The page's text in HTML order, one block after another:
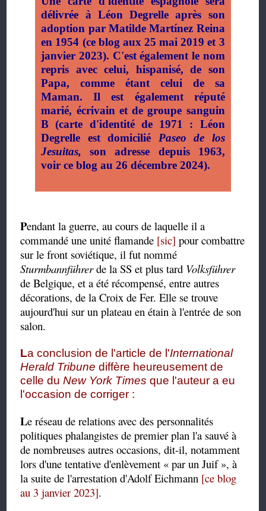
délivrée à Léon Degrelle après son
adoption par Matilde Martínez Reina
en 1954 (ce blog aux 25 mai 2019 et 3
janvier 2023). C'est également le nom
repris avec celui, hispanisé, de son
Papa, comme étant celui de sa
Maman. Il est également réputé
marié, écrivain et de groupe sanguin
B (carte d'identité de 1971 : Léon
Degrelle est domicilié Paseo de los
Jesuitas, son adresse depuis 1963,
voir ce blog au 26 décembre 2024).
Pendant la guerre, au cours de laquelle il a
commandé une unité flamande [sic] pour combattre
sur le front soviétique, il fut nommé
Sturmbannführerde la SS et plus tard Volksführer
de Belgique, et a été récompensé, entre autres
décorations, de la Croix de Fer. Elle se trouve
aujourd'hui sur un plateau en étain à l'entrée de son
salon.
La conclusion de l'article de l'International
Herald Tribune diffère heureusement de
celle duNew York Times que l'auteur a eu
l'occasion de corriger :
Le réseau de relations avec des personnalités
politiques phalangistes de premier plan l'a sauvé à
de nombreuses autres occasions, dit-il, notamment
lors d'une tentative d'enlèvement « par un Juif », à
la suite de l'arrestation d'Adolf Eichmann [ce blog
au 3 janvier 2023].